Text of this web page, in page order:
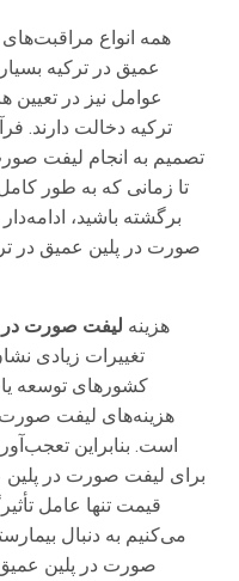
همه انواع
عمیق در ترکیه
عوامل نیز در
ترکیه دخالت دارند.
تصمیم به انجام لیفت
تا زمانی که به طور
برگشته باشید،
صورت در پلین عمیق در
هزینه لیفت صورت در
تغییرات زیادی
کشورهای توسعه
هزینه‌های لیفت صورت
است. بنابراین
برای لیفت صورت در پلین
قیمت تنها عامل
می‌کنیم به دنبال
صورت در پلین عمیق